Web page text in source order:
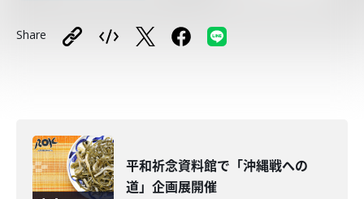
Share
平和祈念資料館で「沖縄戦への
道」企画展開催